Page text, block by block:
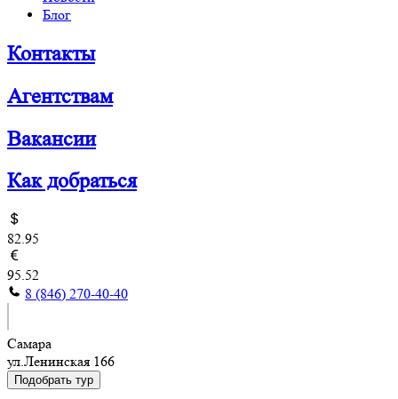
Блог
Контакты
Агентствам
Вакансии
Как добраться
82.95
95.52
8 (846) 270-40-40
Самара
ул.Ленинская 166
Подобрать тур